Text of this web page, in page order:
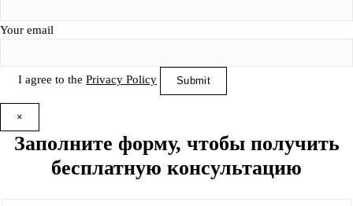
Your email
I agree to the Privacy Policy
×
Заполните форму, чтобы получить
бесплатную консультацию